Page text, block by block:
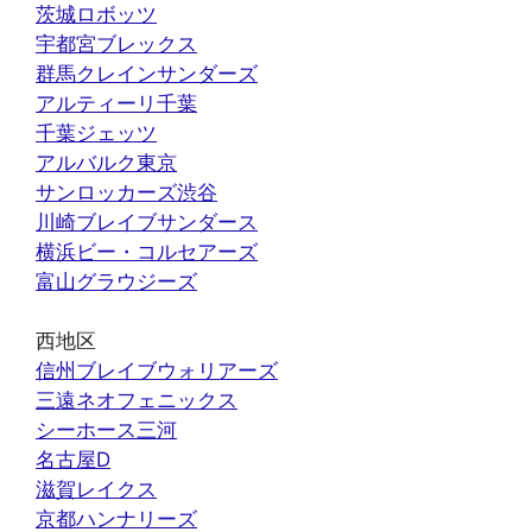
茨城ロボッツ
宇都宮ブレックス
群馬クレインサンダーズ
アルティーリ千葉
千葉ジェッツ
アルバルク東京
サンロッカーズ渋谷
川崎ブレイブサンダース
横浜ビー・コルセアーズ
富山グラウジーズ
西地区
信州ブレイブウォリアーズ
三遠ネオフェニックス
シーホース三河
名古屋D
滋賀レイクス
京都ハンナリーズ